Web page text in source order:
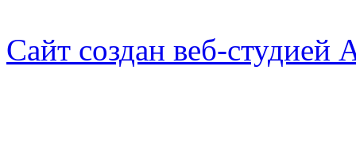
Сайт создан веб-студией